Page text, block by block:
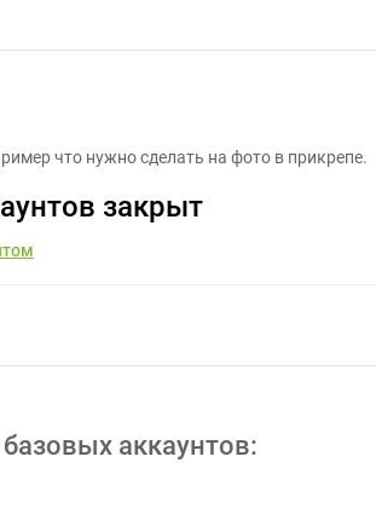
что нужно сделать на фото в прикрепе.
закрыт
аккаунтов: